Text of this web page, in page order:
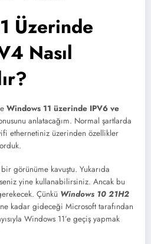
Üzerinde
Nasıl
Windows 11 üzerinde IPV6 ve
anlatacağım. Normal şartlarda
ethernetiniz üzerinden özellikler
görünüme kavuştu. Yukarıda
yine kullanabilirsiniz. Ancak bu
Çünkü Windows 10 21H2
kadar gideceği Microsoft tarafından
Windows 11’e geçiş yapmak